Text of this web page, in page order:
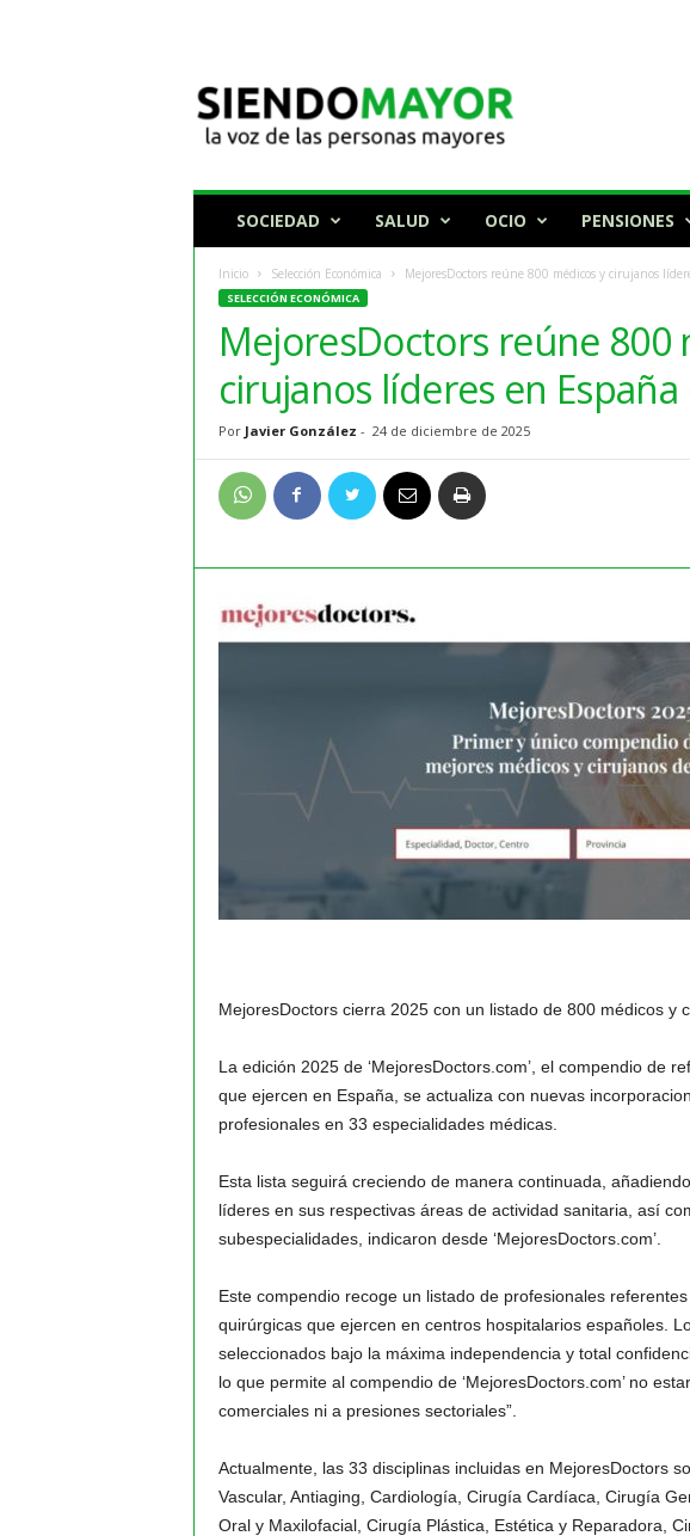
o
SOCIEDAD SALUD OCIO PENSIONES
Inicio Selección Económica MejoresDoctors reúne 800 médicos y cirujanos
SELECCIÓN ECONÓMICA
MejoresDoctors reúne 800
cirujanos líderes en
Por Javier González - 24 de diciembre de 2025
MejoresDoctors cierra 2025 con un listado de 800 médicos y
La edición 2025 de ‘MejoresDoctors.com’, el compendio de
que ejercen en España, se actualiza con nuevas
profesionales en 33 especialidades médicas.
Esta lista seguirá creciendo de manera continuada,
líderes en sus respectivas áreas de actividad sanitaria, así
subespecialidades, indicaron desde ‘MejoresDoctors.com’.
Este compendio recoge un listado de profesionales
quirúrgicas que ejercen en centros hospitalarios españoles.
seleccionados bajo la máxima independencia y total
lo que permite al compendio de ‘MejoresDoctors.com’ no
comerciales ni a presiones sectoriales”.
Actualmente, las 33 disciplinas incluidas en MejoresDoctors
Vascular, Antiaging, Cardiología, Cirugía Cardíaca, Cirugía
Oral y Maxilofacial, Cirugía Plástica, Estética y Reparadora,